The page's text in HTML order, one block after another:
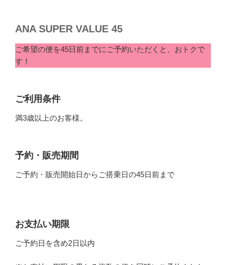
ANA SUPER VALUE 45
ご希望の便を45日前までにご予約いただくと、おトクで
す！
ご利用条件
満3歳以上のお客様。
予約・販売期間
ご予約・販売開始日からご搭乗日の45日前まで
お支払い期限
ご予約日を含め2日以内